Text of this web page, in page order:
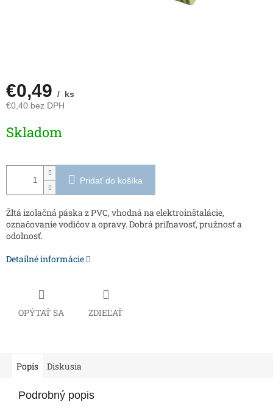
€0,49 / ks
€0,40 bez DPH
cena:
Skladom
Pridať do košíka
Žltá izolačná páska z PVC, vhodná na elektroinštalácie,
označovanie vodičov a opravy. Dobrá priľnavosť, pružnosť a
odolnosť.
Detailné informácie
OPÝTAŤ SA ZDIEĽAŤ
Popis Diskusia
Podrobný popis